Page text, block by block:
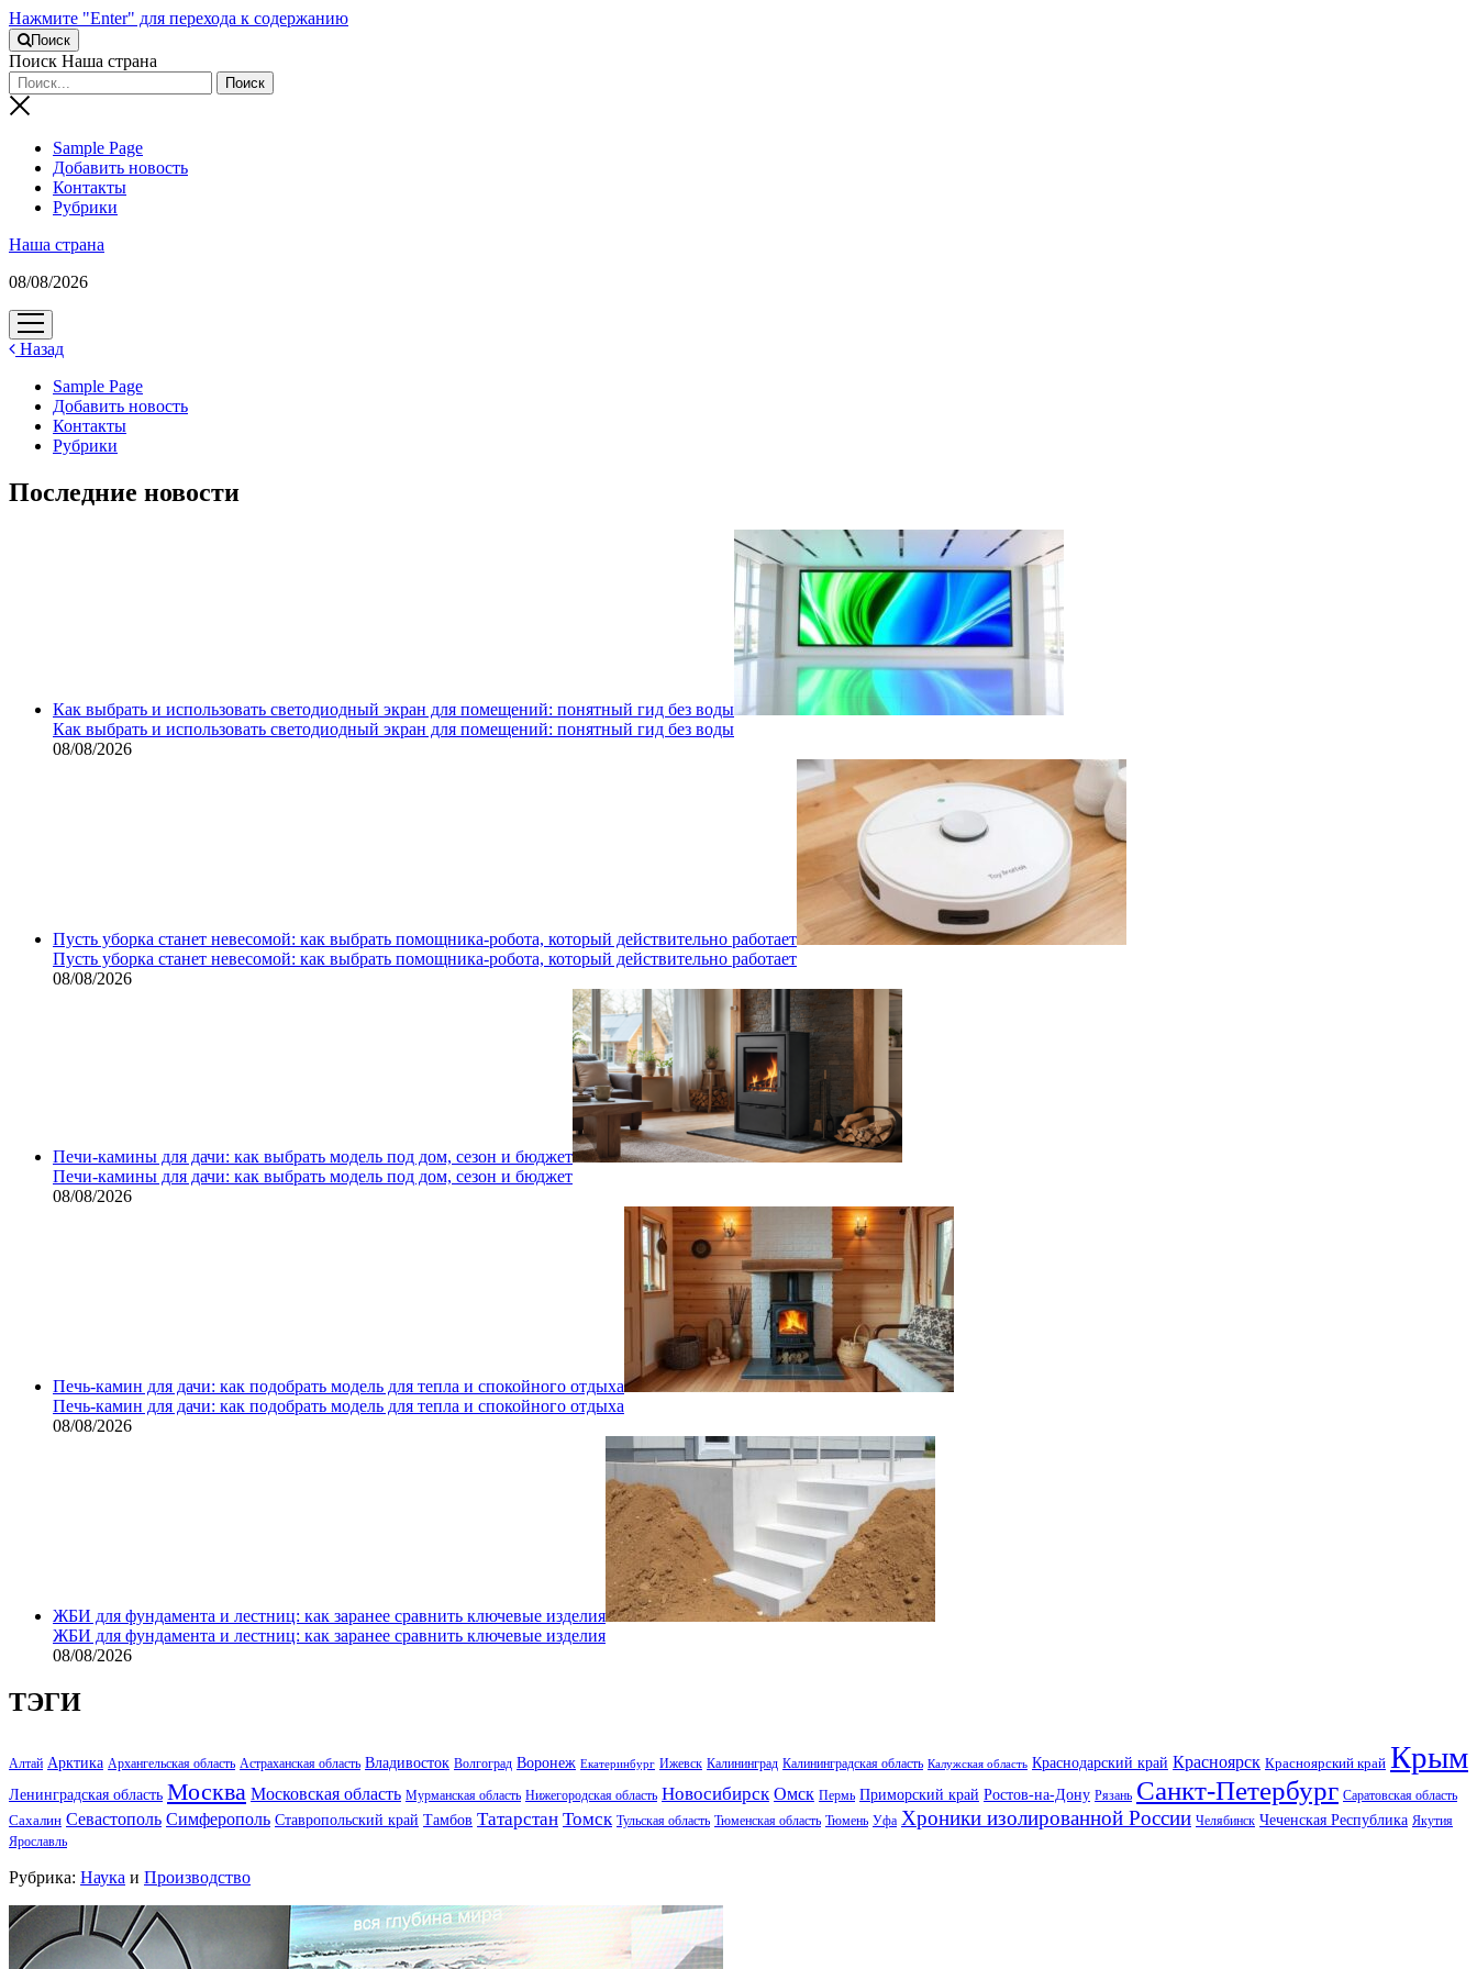
Нажмите "Enter" для перехода к содержанию
Поиск
Поиск Наша страна
Sample Page
Добавить новость
Контакты
Рубрики
Наша страна
08/08/2026
открыть
меню
Назад
Sample Page
Добавить новость
Контакты
Рубрики
Последние новости
Как выбрать и использовать светодиодный экран для помещений: понятный гид без воды
Как выбрать и использовать светодиодный экран для помещений: понятный гид без воды
08/08/2026
Пусть уборка станет невесомой: как выбрать помощника‑робота, который действительно работает
Пусть уборка станет невесомой: как выбрать помощника‑робота, который действительно работает
08/08/2026
Печи-камины для дачи: как выбрать модель под дом, сезон и бюджет
Печи-камины для дачи: как выбрать модель под дом, сезон и бюджет
08/08/2026
Печь-камин для дачи: как подобрать модель для тепла и спокойного отдыха
Печь-камин для дачи: как подобрать модель для тепла и спокойного отдыха
08/08/2026
ЖБИ для фундамента и лестниц: как заранее сравнить ключевые изделия
ЖБИ для фундамента и лестниц: как заранее сравнить ключевые изделия
08/08/2026
ТЭГИ
Алтай Арктика Архангельская область Астраханская область Владивосток Волгоград Воронеж Екатеринбург Ижевск Калининград Калининградская область Калужская область Краснодарский край Красноярск Красноярский край Крым
Ленинградская область Москва Московская область Мурманская область Нижегородская область Новосибирск Омск Пермь Приморский край Ростов-на-Дону Рязань Санкт-Петербург Саратовская область
Сахалин Севастополь Симферополь Ставропольский край Тамбов Татарстан Томск Тульская область Тюменская область Тюмень Уфа Хроники изолированной России Челябинск Чеченская Республика Якутия
Ярославль
Рубрика: Наука и Производство